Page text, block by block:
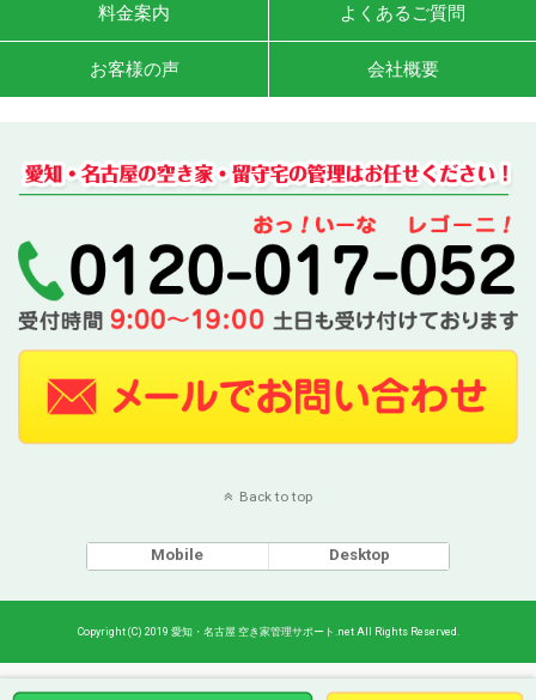
料金案内 よくあるご質問
お客様の声 会社概要
Back to top
Mobile Desktop
Copyright (C) 2019 愛知・名古屋 空き家管理サポート.net All Rights Reserved.